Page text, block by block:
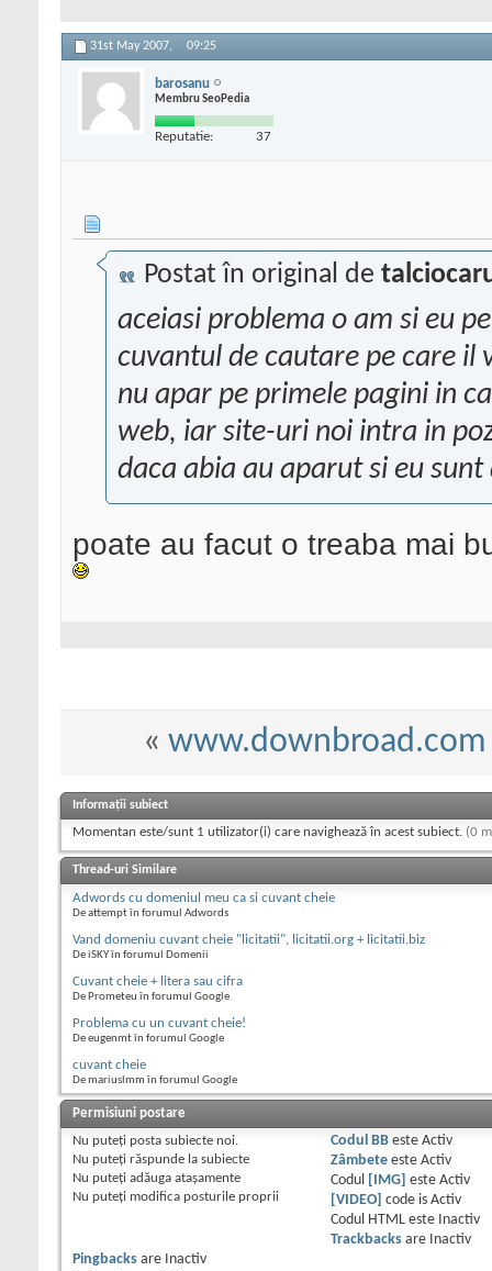
31st May 2007, 09:25
barosanu
Membru SeoPedia
Reputatie: 37
Postat în original de
aceiasi problema o am si eu
cuvantul de cautare pe care il
nu apar pe primele pagini in
web, iar site-uri noi intra in
daca abia au aparut si eu
poate au facut o treaba mai
« www.downbroad.com
Informații subiect
Momentan este/sunt 1 utilizator(i) care navighează în acest subiect. (0
Thread-uri Similare
Adwords cu domeniul meu ca si cuvant cheie
De attempt în forumul Adwords
Vand domeniu cuvant cheie "licitatii", licitatii.org + licitatii.biz
De iSKY în forumul Domenii
Cuvant cheie + litera sau cifra
De Prometeu în forumul Google
Problema cu un cuvant cheie!
De eugenmt în forumul Google
cuvant cheie
De mariuslmm în forumul Google
Permisiuni postare
Nu puteţi posta subiecte noi.
Nu puteţi răspunde la subiecte
Nu puteţi adăuga ataşamente
Nu puteţi modifica posturile proprii
Codul BBeste Activ
Zâmbeteeste Activ
Codul
[IMG] este Activ
[VIDEO]
code is Activ
Codul HTML este
Inactiv
Trackbacksare
Inactiv
Pingbacks are
Inactiv